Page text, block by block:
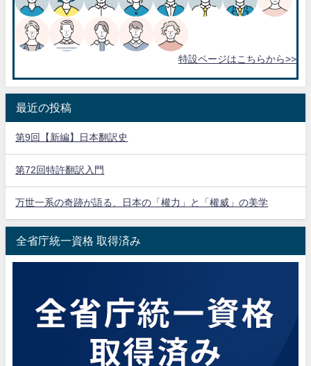
特設ページはこちらから>>
最近の投稿
第9回【新編】日本翻訳史
第72回特許翻訳入門
万世一系の奇跡が語る、日本の「權力」と「權威」の美学
全省庁統一資格 取得済み